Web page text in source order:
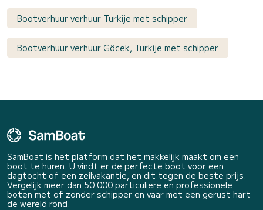
Bootverhuur verhuur Turkije met schipper
Bootverhuur verhuur Göcek, Turkije met schipper
SamBoat is het platform dat het makkelijk maakt om een
boot te huren. U vindt er de perfecte boot voor een
dagtocht of een zeilvakantie, en dit tegen de beste prijs.
Vergelijk meer dan 50 000 particuliere en professionele
boten met of zonder schipper en vaar met een gerust hart
de wereld rond.